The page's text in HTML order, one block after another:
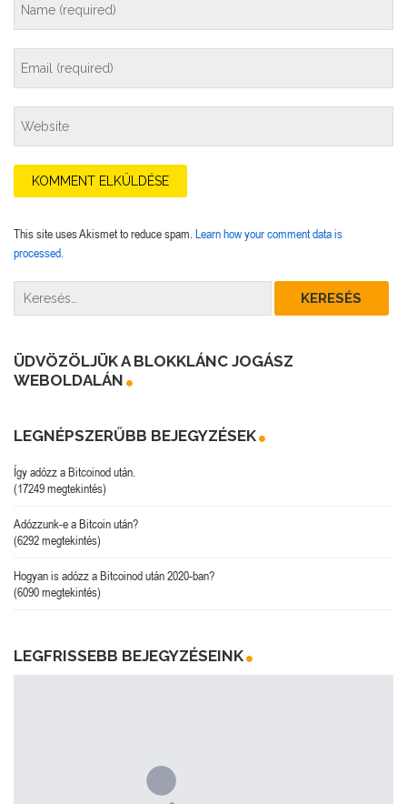
This site uses Akismet to reduce spam. Learn how your comment data is
processed.
ÜDVÖZÖLJÜK A BLOKKLÁNC JOGÁSZ
WEBOLDALÁN
LEGNÉPSZERŰBB BEJEGYZÉSEK
Így adózz a Bitcoinod után.
(17249 megtekintés)
Adózzunk-e a Bitcoin után?
(6292 megtekintés)
Hogyan is adózz a Bitcoinod után 2020-ban?
(6090 megtekintés)
LEGFRISSEBB BEJEGYZÉSEINK